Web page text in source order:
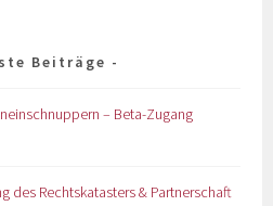
Beiträge
– Beta-Zugang
des Rechtskatasters & Partnerschaft